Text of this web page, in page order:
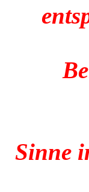
Sinne